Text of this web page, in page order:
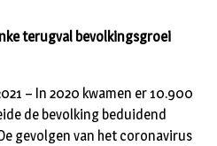
terugval bevolkingsgroei
– In 2020 kwamen er 10.900
de bevolking beduidend
gevolgen van het coronavirus